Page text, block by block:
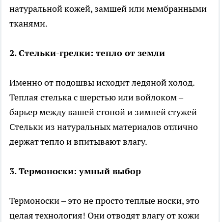
натуральной кожей, замшей или мембранными
тканями.
2. Стельки-грелки: тепло от земли
Именно от подошвы исходит ледяной холод.
Теплая стелька с шерстью или войлоком –
барьер между вашей стопой и зимней стужей
Стельки из натуральных материалов отлично
держат тепло и впитывают влагу.
3. Термоноски: умный выбор
Термоноски – это не просто теплые носки, это
целая технология! Они отводят влагу от кожи